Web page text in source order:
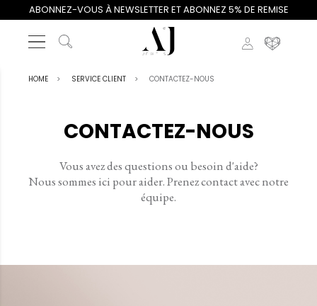
ABONNEZ-VOUS À NEWSLETTER ET ABONNEZ 5% DE REMISE
HOME SERVICE CLIENT CONTACTEZ-NOUS
CONTACTEZ-NOUS
Vous avez des questions ou besoin d'aide?
Nous sommes ici pour aider. Prenez contact avec notre
équipe.